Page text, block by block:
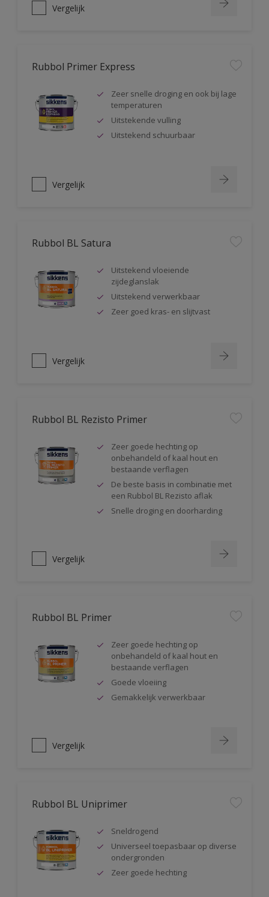
Vergelijk
Rubbol Primer Express
Zeer snelle droging en ook bij lage
temperaturen
Uitstekende vulling
Uitstekend schuurbaar
Vergelijk
Rubbol BL Satura
Uitstekend vloeiende
zijdeglanslak
Uitstekend verwerkbaar
Zeer goed kras- en slijtvast
Vergelijk
Rubbol BL Rezisto Primer
Zeer goede hechting op
onbehandeld of kaal hout en
bestaande verflagen
De beste basis in combinatie met
een Rubbol BL Rezisto aflak
Snelle droging en doorharding
Vergelijk
Rubbol BL Primer
Zeer goede hechting op
onbehandeld of kaal hout en
bestaande verflagen
Goede vloeiing
Gemakkelijk verwerkbaar
Vergelijk
Rubbol BL Uniprimer
Sneldrogend
Universeel toepasbaar op diverse
ondergronden
Zeer goede hechting